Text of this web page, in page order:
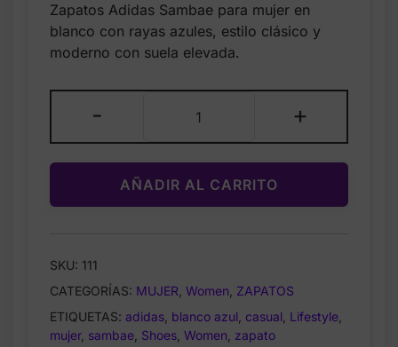
was:
$111.00.
is:
$59.99.
Zapatos Adidas Sambae para mujer en
blanco con rayas azules, estilo clásico y
moderno con suela elevada.
-
Sambae
para
Mujer
–
Zapatos
Azules
–
Estilo
+
AÑADIR AL CARRITO
SKU: 111
CATEGORÍAS: MUJER Women ZAPATOS
ETIQUETAS: adidas blanco azul casual Lifestyle
mujer, sambae Shoes Women zapato